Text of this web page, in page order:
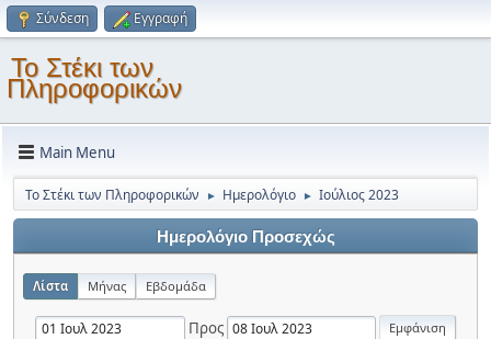
Σύνδεση Εγγραφή
Το Στέκι των
Πληροφορικών
Main Menu
Το Στέκι των Πληροφορικών ► Ημερολόγιο ► Ιούλιος 2023
Ημερολόγιο Προσεχώς
Λίστα Μήνας Εβδομάδα
Προς